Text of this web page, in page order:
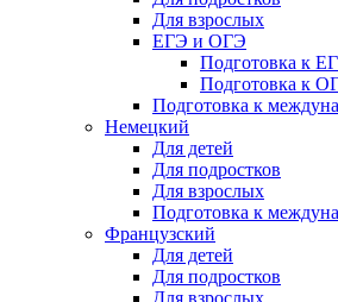
Для взрослых
ЕГЭ и ОГЭ
Подготовка к
Подготовка к
Подготовка к
Немецкий
Для детей
Для подростков
Для взрослых
Подготовка к
Французский
Для детей
Для подростков
Для взрослых